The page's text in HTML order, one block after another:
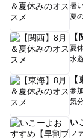
暑
夏
夏
水
参
気
い
フ